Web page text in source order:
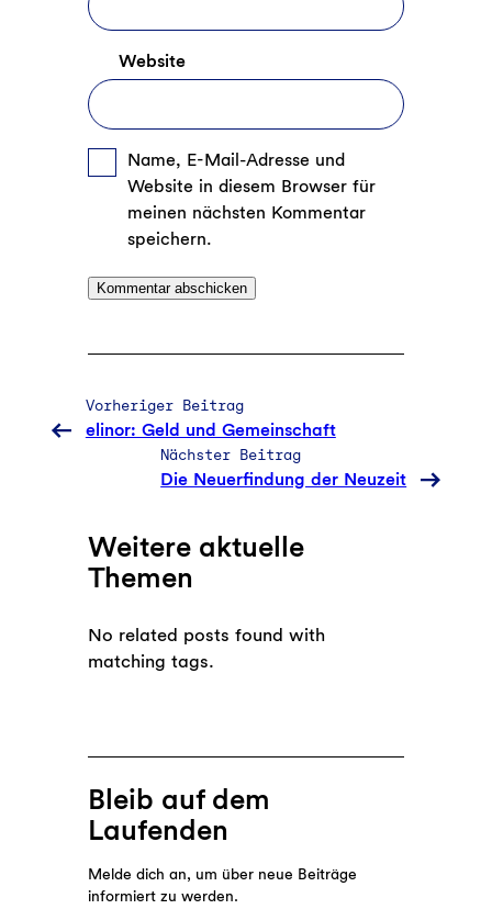
Website
Name, E-Mail-Adresse und
Website in diesem Browser für
meinen nächsten Kommentar
speichern.
Vorheriger Beitrag
elinor: Geld und Gemeinschaft
Nächster Beitrag
Die Neuerfindung der Neuzeit
Weitere aktuelle
Themen
No related posts found with
matching tags.
Bleib auf dem
Laufenden
Melde dich an, um über neue Beiträge
informiert zu werden.